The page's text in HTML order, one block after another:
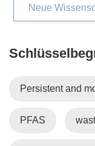
Neue
Persistent and
PFAS